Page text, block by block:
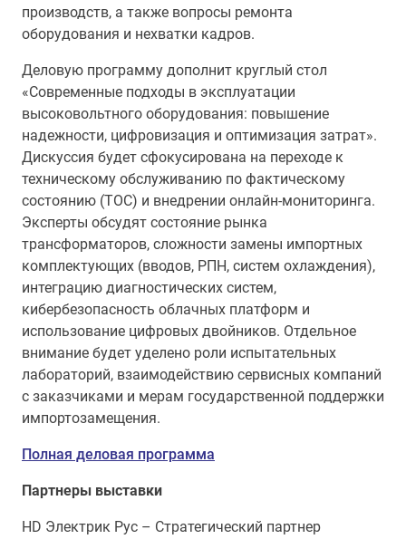
производств, а также вопросы ремонта
оборудования и нехватки кадров.
Деловую программу дополнит круглый стол
«Современные подходы в эксплуатации
высоковольтного оборудования: повышение
надежности, цифровизация и оптимизация затрат».
Дискуссия будет сфокусирована на переходе к
техническому обслуживанию по фактическому
состоянию (ТОС) и внедрении онлайн-мониторинга.
Эксперты обсудят состояние рынка
трансформаторов, сложности замены импортных
комплектующих (вводов, РПН, систем охлаждения),
интеграцию диагностических систем,
кибербезопасность облачных платформ и
использование цифровых двойников. Отдельное
внимание будет уделено роли испытательных
лабораторий, взаимодействию сервисных компаний
с заказчиками и мерам государственной поддержки
импортозамещения.
Полная деловая программа
Партнеры выставки
НD Электрик Рус – Стратегический партнер